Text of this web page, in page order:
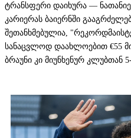
ტრანსფერი დაიხურა —
კარიერას ბაიერნში
შეთანხმებულია,
სანაცვლოდ დაახლოებით €55
ბრაუნი კი მიუნხენურ კლუბთან